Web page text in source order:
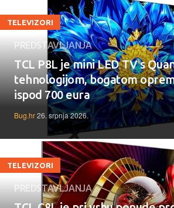
TELEVIZORI
PREDSTAVLJANJA
TCL P8L je mini LED TV s
tehnologijom, bogatom
ispod 700 eura
Bug.hr26. srpnja 2026.
TELEVIZORI
PREDSTAVLJANJA